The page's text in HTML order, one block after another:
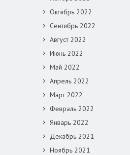
Октябрь 2022
Сентябрь 2022
Август 2022
Июнь 2022
Май 2022
Апрель 2022
Март 2022
Февраль 2022
Январь 2022
Декабрь 2021
Ноябрь 2021